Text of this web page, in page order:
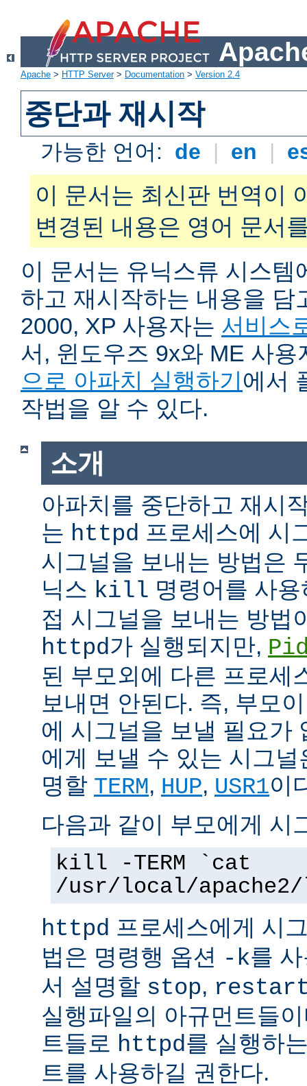
Apache > HTTP Server> Documentation > Version 2.4
중단과 재시작
가능한 언어: de | en |
이 문서는 최신판 번역이
변경된 내용은 영어 문서
이 문서는 유닉스류 시스템
하고 재시작하는 내용을 담
2000, XP 사용자는 서비스
서, 윈도우즈 9x와 ME 사
으로 아파치 실행하기에서
작법을 알 수 있다.
소개
아파치를 중단하고 재시
는 httpd 프로세스에 시
시그널을 보내는 방법은
닉스 kill 명령어를 사
접 시그널을 보내는 방법
httpd가 실행되지만,
된 부모외에 다른 프로세
보내면 안된다. 즉, 부모
에 시그널을 보낼 필요가
에게 보낼 수 있는 시그
명할 TERM, HUP, USR1이
다음과 같이 부모에게 시
kill -TERM `cat
/usr/local/
httpd 프로세스에게 시
법은 명령행 옵션 -k를
서 설명할 stop,
실행파일의 아규먼트들
트들로 httpd를 실행하
트를 사용하길 권한다.